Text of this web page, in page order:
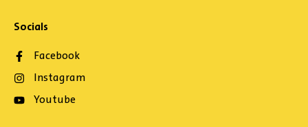
Socials
Facebook
Instagram
Youtube